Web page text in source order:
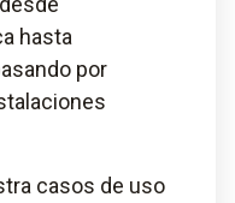
hasta
por
casos de uso